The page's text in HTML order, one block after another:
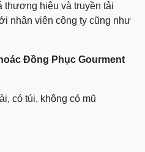
thương hiệu và truyền tải
nhân viên công ty cũng như
Đồng Phục Gourment
có túi, không có mũ